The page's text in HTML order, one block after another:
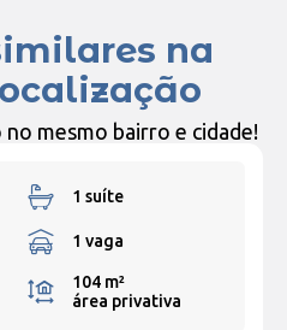
na
mesmo bairro e cidade!
1 suíte
1 vaga
104 m²
área privativa